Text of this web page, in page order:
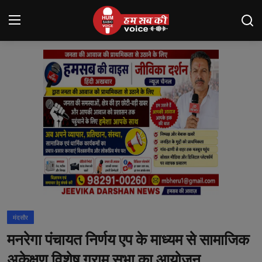
Login Register
About us
शाहपुरा
मनोरंजन
मंदसौर
मनरेगा पंचायत निर्णय एप के माध्यम से सामाजिक